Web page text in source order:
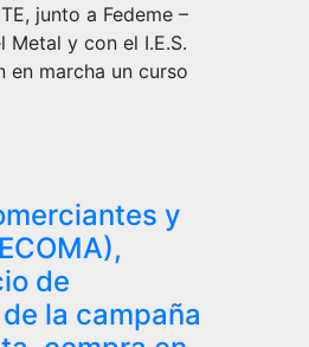
junto a Fedeme –
Metal y con el I.E.S.
en marcha un curso
y
de
la campaña